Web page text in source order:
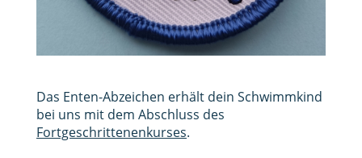
Das Enten-Abzeichen erhält dein Schwimmkind
bei uns mit dem Abschluss des
Fortgeschrittenenkurses.